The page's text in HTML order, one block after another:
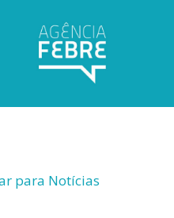
para Notícias